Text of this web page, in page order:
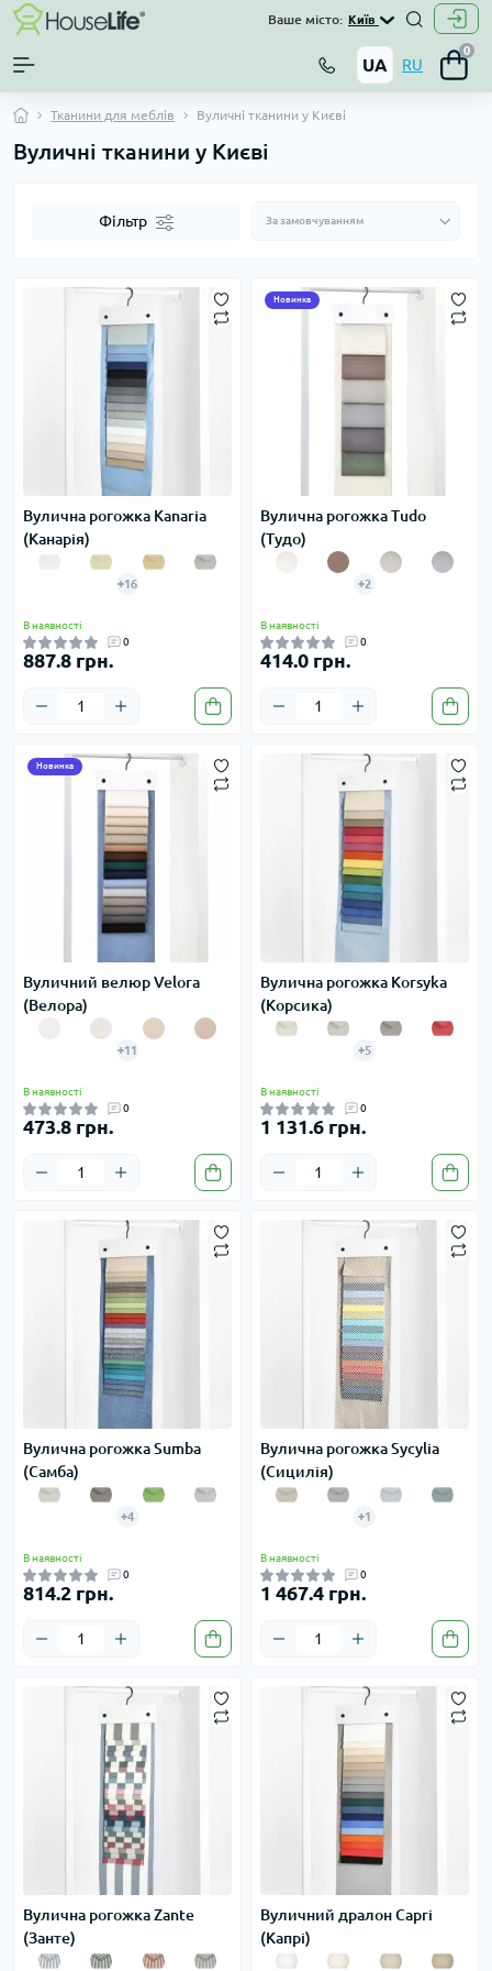
Ваше місто: Київ
UA RU
0
Тканини для меблів Вуличні тканини у Києві
Вуличні тканини у Києві
Фільтр
Вулична рогожка Kanaria
(Канарія)
+16
В наявності
0
887.8 грн.
Новинка
Вулична рогожка Tudo
(Тудо)
+2
В наявності
0
414.0 грн.
Новинка
Вуличний велюр Velora
(Велора)
+11
В наявності
0
473.8 грн.
Вулична рогожка Korsyka
(Корсика)
+5
В наявності
0
1 131.6 грн.
Вулична рогожка Sumba
(Самба)
+4
В наявності
0
814.2 грн.
Вулична рогожка Sycylia
(Сицилія)
+1
В наявності
0
1 467.4 грн.
Вулична рогожка Zante
(Занте)
Вуличний дралон Capri
(Капрі)